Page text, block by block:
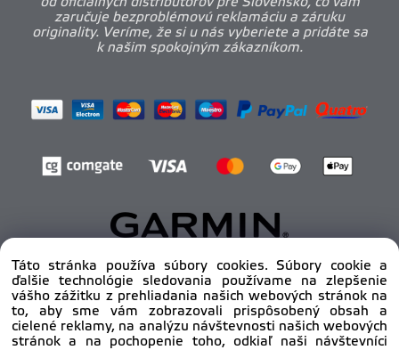
zaručuje bezproblémovú reklamáciu a záruku
originality. Veríme, že si u nás vyberiete a pridáte sa
k našim spokojným zákazníkom.
Copyright © 2012 - 2025pro-body.sk, All rights
reserved | DAHA s.r.o.
Táto stránka používa súbory cookies. Súbory cookie a
ďalšie technológie sledovania používame na zlepšenie
vášho zážitku z prehliadania našich webových stránok na
to, aby sme vám zobrazovali prispôsobený obsah a
cielené reklamy, na analýzu návštevnosti našich webových
stránok a na pochopenie toho, odkiaľ naši návštevníci